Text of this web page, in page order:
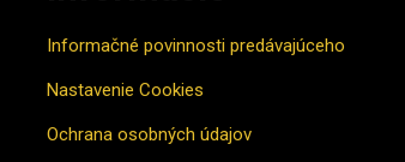
Informačné povinnosti predávajúceho
Nastavenie Cookies
Ochrana osobných údajov